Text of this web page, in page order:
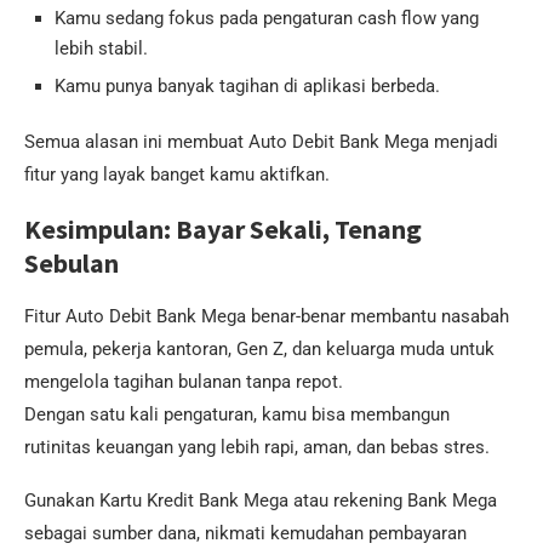
Kamu sedang fokus pada pengaturan cash flow yang
lebih stabil.
Kamu punya banyak tagihan di aplikasi berbeda.
Semua alasan ini membuat Auto Debit Bank Mega menjadi
fitur yang layak banget kamu aktifkan.
Kesimpulan: Bayar Sekali, Tenang
Sebulan
Fitur Auto Debit Bank Mega benar-benar membantu nasabah
pemula, pekerja kantoran, Gen Z, dan keluarga muda untuk
mengelola tagihan bulanan tanpa repot.
Dengan satu kali pengaturan, kamu bisa membangun
rutinitas keuangan yang lebih rapi, aman, dan bebas stres.
Gunakan Kartu Kredit Bank Mega atau rekening Bank Mega
sebagai sumber dana, nikmati kemudahan pembayaran